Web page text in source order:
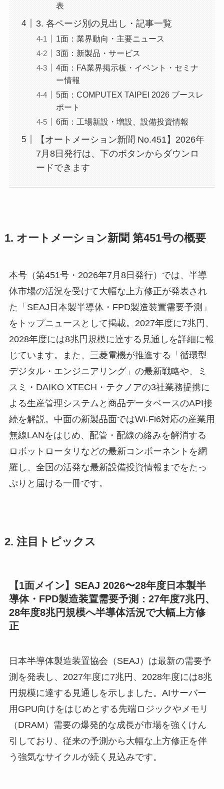
表
3. 各ページ別の見出し・記事一覧
1面：業界動向・主要ニュース
3面：新製品・サービス
4面：FA業界掲示板・イベント・セミナ
ー情報
5面：COMPUTEX TAIPEI 2026 ブースレ
ポート
6面：工場新設・増設、設備投資情報
【オートメーション新聞 No.451】2026年
7月8日発行は、下のボタンからダウンロ
ードできます
1. オートメーション新聞 第451号の概要
本号（第451号・2026年7月8日発行）では、半導
体市場の活況を受けて大幅な上方修正が発表され
た「SEAJ日本製半導体・FPD製造装置需要予測」
をトップニュースとして掲載。2027年度に7兆円、
2028年度には8兆円規模に達する見通しを詳細に報
じています。また、三菱電機が推進する「循環型
デジタル・エンジニアリング」の最新戦略や、ミ
スミ・DAIKO XTECH・テクノアの3社業務提携に
よる生産管理システムと商品データベースのAPI接
続を解説。中面の新製品面ではWi-Fi6対応の産業用
無線LANをはじめ、配管・配線の絡みを解消する
ロボットロータリなどの最新コンポーネントを網
羅し、全国の活発な最新設備投資情報までをたっ
ぷりと届ける一冊です。
2. 注目トピックス
【1面メイン】SEAJ 2026〜28年度日本製半
導体・FPD製造装置需要予測：27年度7兆円、
28年度8兆円規模へ半導体活況で大幅上方修
正
日本半導体製造装置協会（SEAJ）は最新の需要予
測を発表し、2027年度に7兆円、2028年度には8兆
円規模に達する見通しを示しました。AIサーバー
用GPU向けをはじめとする先端ロジックやメモリ
（DRAM）需要の爆発的な成長が市場を強くけん
引しており、従来の予測から大幅な上方修正を伴
う強気なサイクルが続く見込みです。